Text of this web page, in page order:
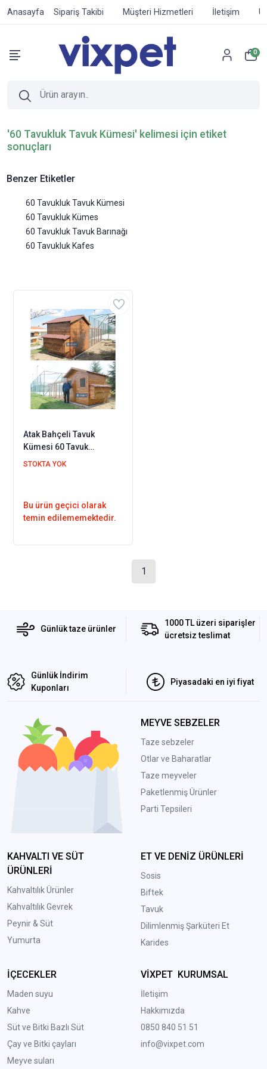
Anasayfa Sipariş Takibi Müşteri Hizmetleri İletişim
0
'60 Tavukluk Tavuk Kümesi' kelimesi için etiket
sonuçları
Benzer Etiketler
60 Tavukluk Tavuk Kümesi
60 Tavukluk Kümes
60 Tavukluk Tavuk Barınağı
60 Tavukluk Kafes
Atak Bahçeli Tavuk
Kümesi 60 Tavuk
Barınabilir + Bahçe
STOKTA YOK
Bu ürün geçici olarak
temin edilememektedir.
1
Günlük taze ürünler
1000 TL üzeri siparişler
ücretsiz teslimat
Günlük İndirim
Kuponları
Piyasadaki en iyi fiyat
MEYVE SEBZELER
Taze sebzeler
Otlar ve Baharatlar
Taze meyveler
Paketlenmiş Ürünler
Parti Tepsileri
KAHVALTI VE SÜT
ÜRÜNLERİ
Kahvaltılık Ürünler
Kahvaltılık Gevrek
Peynir & Süt
Yumurta
ET VE DENİZ ÜRÜNLERİ
Sosis
Biftek
Tavuk
Dilimlenmiş Şarküteri Et
Karides
İÇECEKLER
Maden suyu
Kahve
Süt ve Bitki Bazlı Süt
Çay ve Bitki çayları
Meyve suları
VİXPET KURUMSAL
İletişim
Hakkımızda
0850 840 51 51
info@vixpet.com